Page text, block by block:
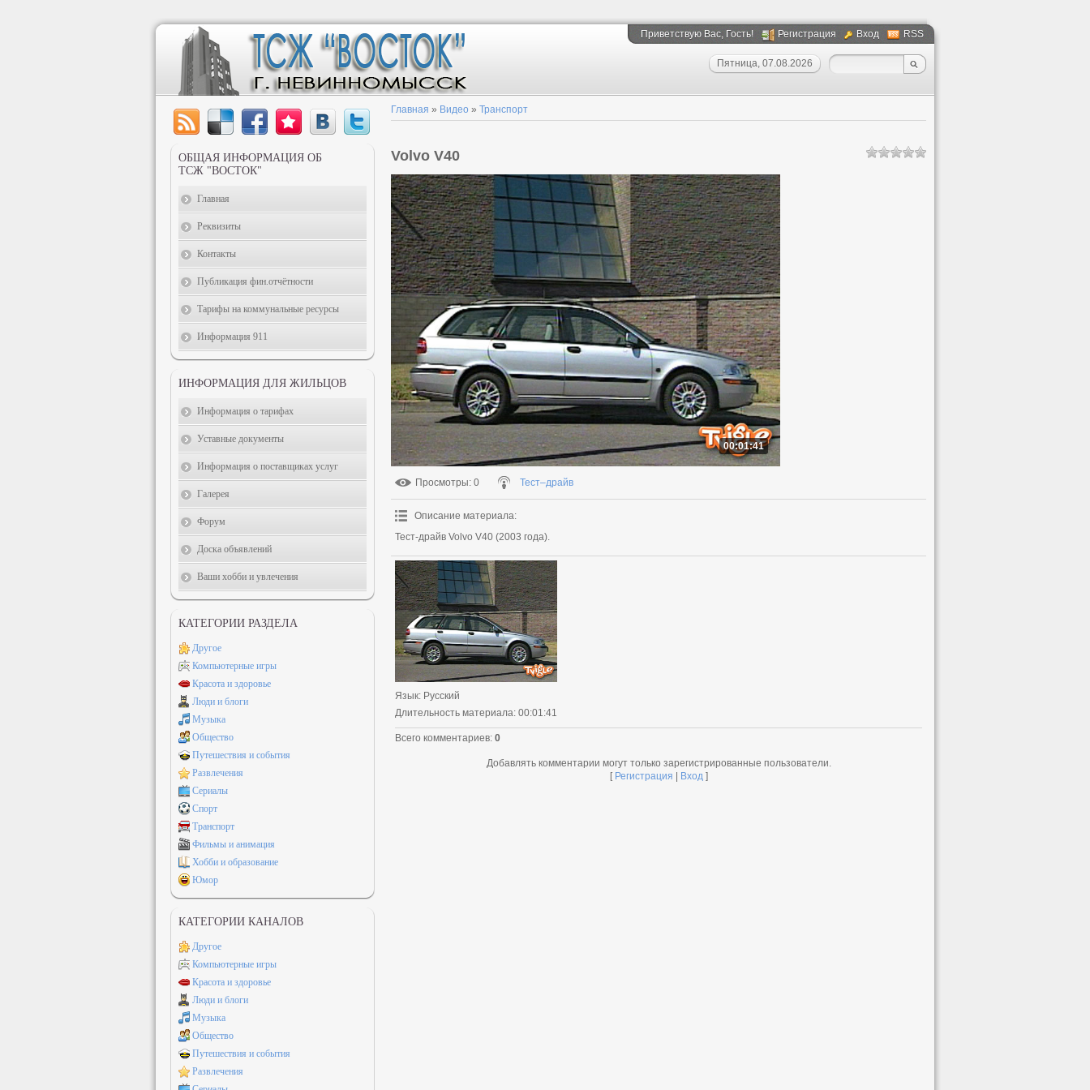
Приветствую Вас, Гость! Регистрация Вход RSS
Пятница, 07.08.2026
Главная » Видео » Транспорт
Volvo V40
00:01:41
Просмотры: 0 Тест–драйв
Описание материала:
Тест-драйв Volvo V40 (2003 года).
Язык: Русский
Длительность материала: 00:01:41
Всего комментариев: 0
Добавлять комментарии могут только зарегистрированные пользователи.
[ Регистрация Вход]
ОБЩАЯ ИНФОРМАЦИЯ ОБ
ТСЖ "ВОСТОК"
Главная
Реквизиты
Контакты
Публикация фин.отчётности
Тарифы на коммунальные ресурсы
Информация 911
ИНФОРМАЦИЯ ДЛЯ ЖИЛЬЦОВ
Информация о тарифах
Уставные документы
Информация о поставщиках услуг
Галерея
Форум
Доска объявлений
Ваши хобби и увлечения
КАТЕГОРИИ РАЗДЕЛА
Другое
Компьютерные игры
Красота и здоровье
Люди и блоги
Музыка
Общество
Путешествия и события
Развлечения
Сериалы
Спорт
Транспорт
Фильмы и анимация
Хобби и образование
Юмор
КАТЕГОРИИ КАНАЛОВ
Другое
Компьютерные игры
Красота и здоровье
Люди и блоги
Музыка
Общество
Путешествия и события
Развлечения